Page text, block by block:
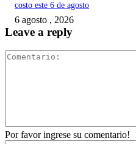
costo este 6 de agosto
6 agosto , 2026
Leave a reply
Por favor ingrese su comentario!